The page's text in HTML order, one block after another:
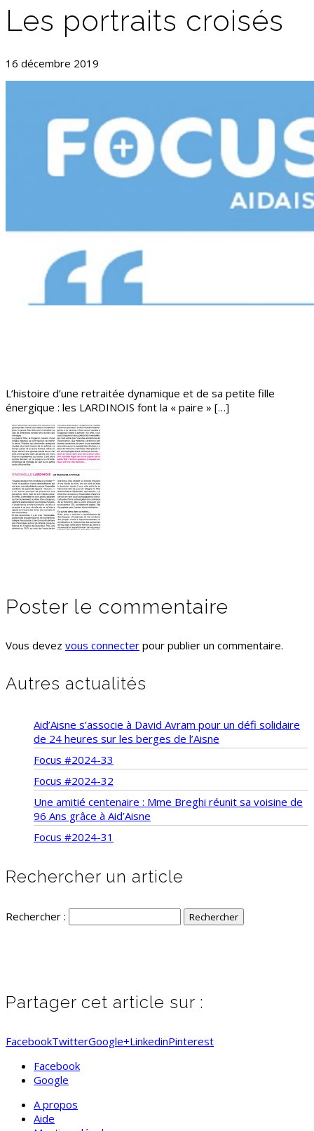
Les portraits croisés
16 décembre 2019
L’histoire d’une retraitée dynamique et de sa petite fille
énergique : les LARDINOIS font la « paire » […]
Poster le commentaire
Vous devez vous connecter pour publier un commentaire.
Autres actualités
Aid’Aisne s’associe à David Avram pour un défi solidaire
de 24 heures sur les berges de l’Aisne
Focus #2024-33
Focus #2024-32
Une amitié centenaire : Mme Breghi réunit sa voisine de
96 Ans grâce à Aid’Aisne
Focus #2024-31
Rechercher un article
Rechercher :
Partager cet article sur :
FacebookTwitterGoogle+LinkedinPinterest
Facebook
Google
A propos
Aide